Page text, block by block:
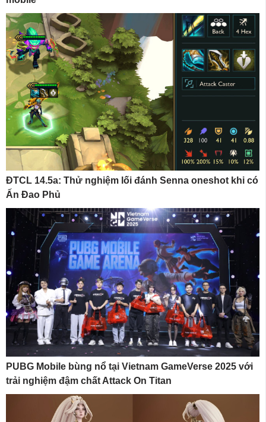
ĐTCL 14.5a: Thử nghiệm lối đánh Senna oneshot khi có
Ấn Đao Phủ
PUBG Mobile bùng nổ tại Vietnam GameVerse 2025 với
trải nghiệm đậm chất Attack On Titan